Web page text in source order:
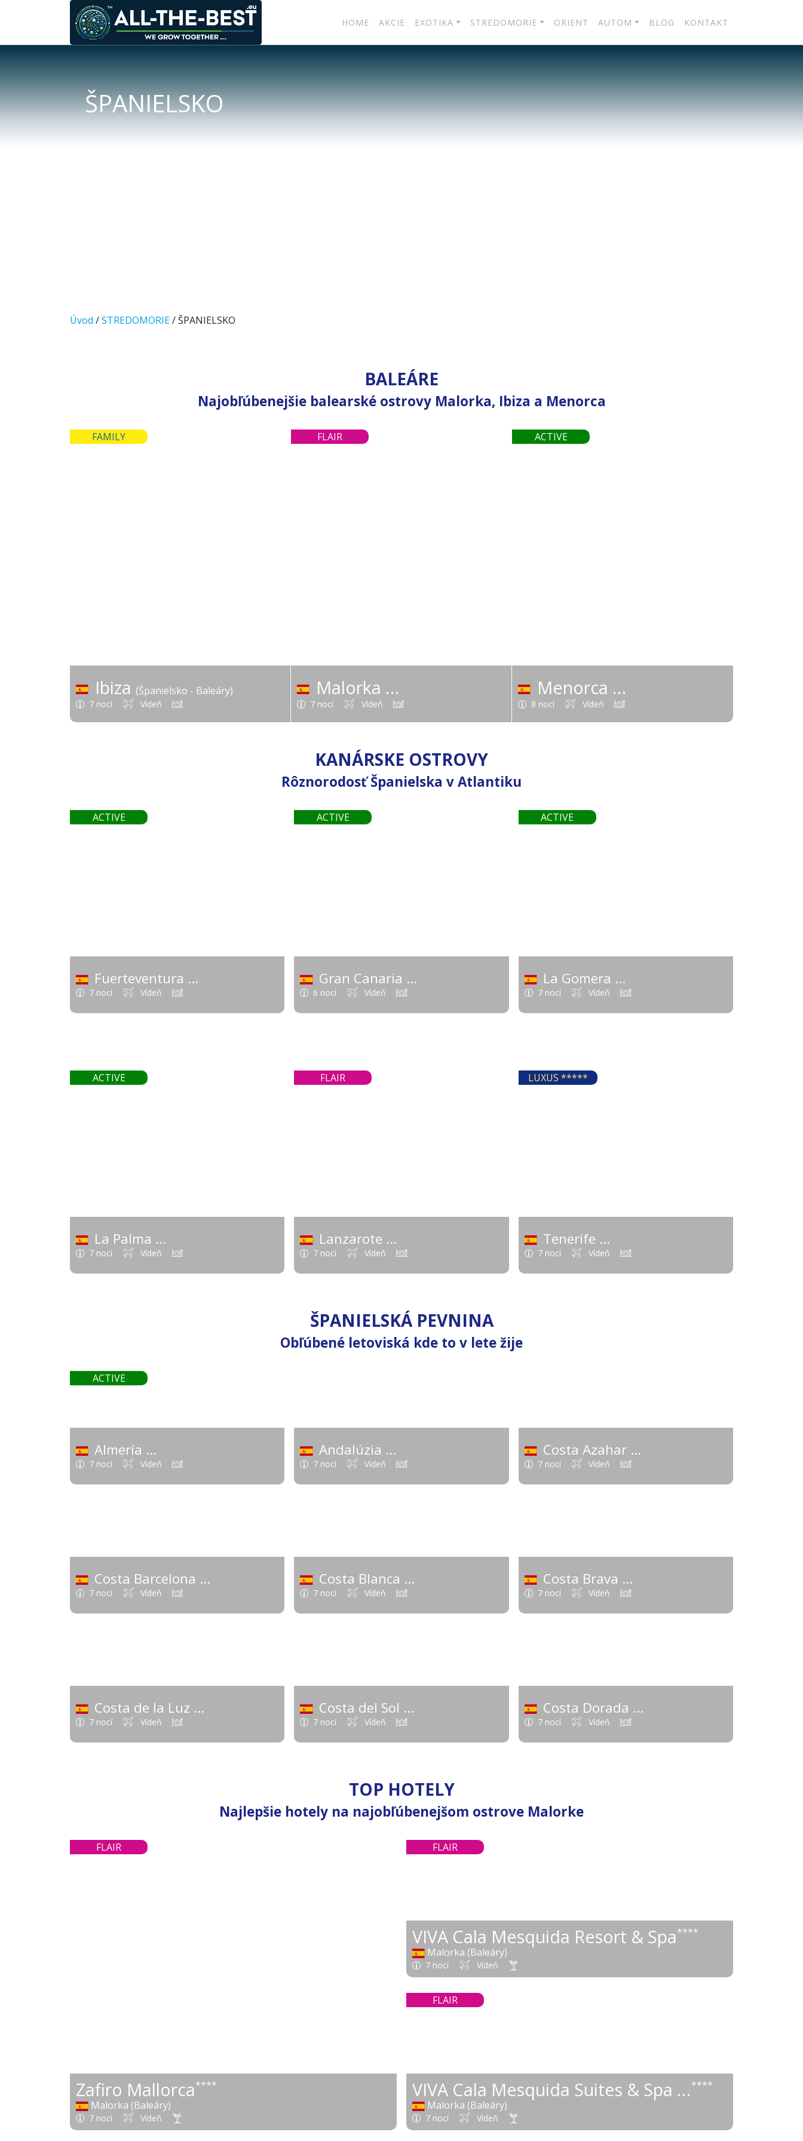
HOME AKCIE EXOTIKA STREDOMORIE ORIENT AUTOM BLOG KONTAKT
ŠPANIELSKO
Úvod /STREDOMORIE/ ŠPANIELSKO
BALEÁRE
Najobľúbenejšie balearské ostrovy Malorka, Ibiza a Menorca
FAMILY
Ibiza (Španielsko - Baleáry)
7 nocí Vídeň
FLAIR
Malorka (Španielsko - Baleáry)
7 nocí Vídeň
ACTIVE
Menorca (Španielsko - Baleáry)
8 nocí Vídeň
KANÁRSKE OSTROVY
Rôznorodosť Španielska v Atlantiku
ACTIVE
Fuerteventura (Španielsko - Kanárske ostrovy)
7 nocí Vídeň
ACTIVE
Gran Canaria (Španielsko - Kanárske ostrovy)
6 nocí Vídeň
ACTIVE
La Gomera (Španielsko - Kanárske ostrovy)
7 nocí Vídeň
ACTIVE
La Palma (Španielsko - Kanárske ostrovy)
7 nocí Vídeň
FLAIR
Lanzarote (Španielsko - Kanárske ostrovy)
7 nocí Vídeň
LUXUS *****
Tenerife (Španielsko - Kanárske ostrovy)
7 nocí Vídeň
ŠPANIELSKÁ PEVNINA
Obľúbené letoviská kde to v lete žije
ACTIVE
Almería (Španielsko - Španielsko - Pevnina)
7 nocí Vídeň
Andalúzia (Španielsko - Španielsko - Pevnina)
7 nocí Vídeň
Costa Azahar (Španielsko - Španielsko - Pevnina)
7 nocí Vídeň
Costa Barcelona (Španielsko - Španielsko - Pevnina)
7 nocí Vídeň
Costa Blanca (Španielsko - Španielsko - Pevnina)
7 nocí Vídeň
Costa Brava (Španielsko - Španielsko - Pevnina)
7 nocí Vídeň
Costa de la Luz (Španielsko - Španielsko - Pevnina)
7 nocí Vídeň
Costa del Sol (Španielsko - Španielsko - Pevnina)
7 nocí Vídeň
Costa Dorada (Španielsko - Španielsko - Pevnina)
7 nocí Vídeň
TOP HOTELY
Najlepšie hotely na najobľúbenejšom ostrove Malorke
FLAIR
Zafiro Mallorca****
Malorka (Baleáry)
7 nocí Vídeň
FLAIR
VIVA Cala Mesquida Resort & Spa****
Malorka (Baleáry)
7 nocí Vídeň
FLAIR
VIVA Cala Mesquida Suites & Spa Adults only 16+****
Malorka (Baleáry)
7 nocí Vídeň